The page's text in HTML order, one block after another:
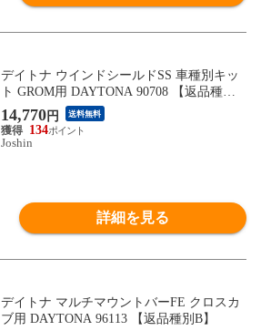
デイトナ ウインドシールドSS 車種別キッ
ト GROM用 DAYTONA 90708 【返品種別
B】
14,770円 送料無料
134
Joshin
詳細を見る
デイトナ マルチマウントバーFE クロスカ
ブ用 DAYTONA 96113 【返品種別B】